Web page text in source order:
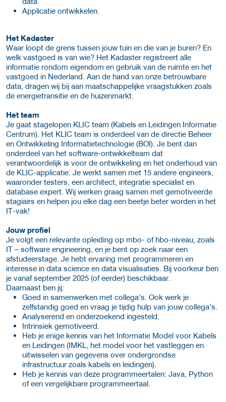
Applicatie ontwikkelen.
Het Kadaster
Waar loopt de grens tussen jouw tuin en die van je buren? En
welk vastgoed is van wie? Het Kadaster registreert alle
informatie rondom eigendom en gebruik van de ruimte en het
vastgoed in Nederland. Aan de hand van onze betrouwbare
data, dragen wij bij aan maatschappelijke vraagstukken zoals
de energietransitie en de huizenmarkt.
Het team
Je gaat stagelopen KLIC team (Kabels en Leidingen Informatie
Centrum). Het KLIC team is onderdeel van de directie Beheer
en Ontwikkeling Informatietechnologie (BOI). Je bent dan
onderdeel van het software-ontwikkelteam dat
verantwoordelijk is voor de ontwikkeling en het onderhoud van
de KLIC-applicatie. Je werkt samen met 15 andere engineers,
waaronder testers, een architect, integratie specialist en
database expert. Wij werken graag samen met gemotiveerde
stagiairs en helpen jou elke dag een beetje beter worden in het
IT-vak!
Jouw profiel
Je volgt een relevante opleiding op mbo- of hbo-niveau, zoals
IT – software engineering, en je bent op zoek naar een
afstudeerstage. Je hebt ervaring met programmeren en
interesse in data science en data visualisaties. Bij voorkeur ben
je vanaf september 2025 (of eerder) beschikbaar.
Daarnaast ben jij:
Goed in samenwerken met collega’s. Ook werk je
zelfstandig goed en vraag je tijdig hulp van jouw collega’s.
Analyserend en onderzoekend ingesteld.
Intrinsiek gemotiveerd.
Heb je enige kennis van het Informatie Model voor Kabels
en Leidingen (IMKL, het model voor het vastleggen en
uitwisselen van gegevens over ondergrondse
infrastructuur zoals kabels en leidingen).
Heb je kennis van deze programmeertalen: Java, Python
of een vergelijkbare programmeertaal.